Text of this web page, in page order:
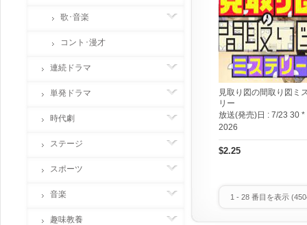
見取り図の間取り図ミ
リー
放送(発売)日 : 7/23 30 *
2026
$2.25
1 - 28 番目を表示 (
歌･音楽
コント･漫才
連続ドラマ
単発ドラマ
時代劇
ステージ
スポーツ
音楽
趣味教養